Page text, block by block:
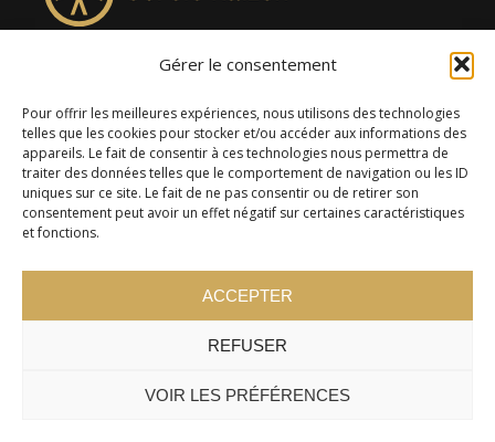
Gérer le consentement
Pour offrir les meilleures expériences, nous utilisons des technologies
telles que les cookies pour stocker et/ou accéder aux informations des
appareils. Le fait de consentir à ces technologies nous permettra de
traiter des données telles que le comportement de navigation ou les ID
uniques sur ce site. Le fait de ne pas consentir ou de retirer son
consentement peut avoir un effet négatif sur certaines caractéristiques
et fonctions.
ACCEPTER
REFUSER
VOIR LES PRÉFÉRENCES
4957, rue Lionel-Groulx, bureau 819, Saint-Augustin-de-
Desmaures QC G3A 0M7
© 2024 Cercle Kaizen. Tous droits réservés -